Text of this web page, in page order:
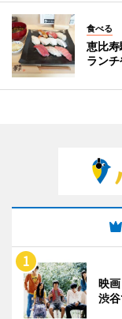
食べる
恵比
ラン
映
渋